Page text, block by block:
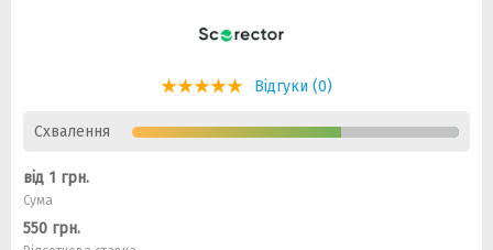
Відгуки (0)
Схвалення
від 1 грн.
Сума
550 грн.